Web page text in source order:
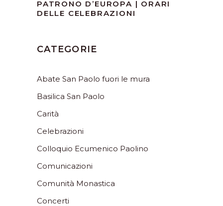
PATRONO D’EUROPA | ORARI
DELLE CELEBRAZIONI
CATEGORIE
Abate San Paolo fuori le mura
Basilica San Paolo
Carità
Celebrazioni
Colloquio Ecumenico Paolino
Comunicazioni
Comunità Monastica
Concerti